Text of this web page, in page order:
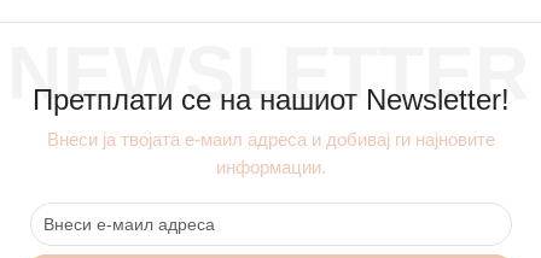
NEWSLETTER
Претплати се на нашиот Newsletter!
Внеси ја твојата е-маил адреса и добивај ги најновите
информации.